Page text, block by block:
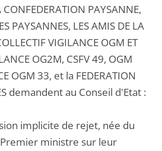
PAYSANNE,
PAYSANNES, LES AMIS DE LA
VIGILANCE OGM ET
OG2M, CSFV 49, OGM
OGM 33, et la FEDERATION
demandent au Conseil d'Etat :
implicite de rejet, née du
ministre sur leur